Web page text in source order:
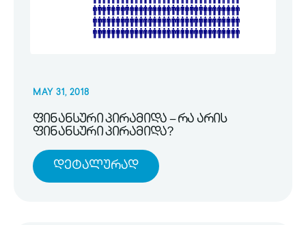
MAY 31, 2018
ფინანსური პირამიდა – რა არის
ფინანსური პირამიდა?
Დეტალურად